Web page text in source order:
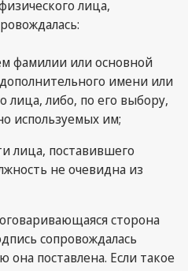
лица,
фамилии или основной
имени или
лица, либо, по его выбору,
используемых им;
лица, поставившего
не очевидна из
сторона
сопровождалась
поставлена. Если такое